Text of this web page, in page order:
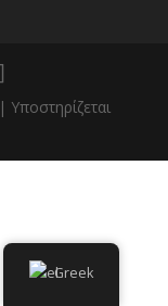
| Υποστηρίζεται
Greek